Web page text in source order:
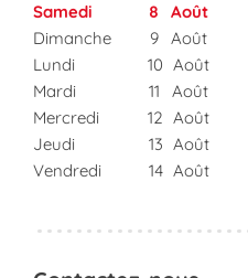
Samedi 8 Août
Dimanche
9 Août
Lundi
10 Août
Mardi
11 Août
Mercredi
12 Août
Jeudi
13 Août
Vendredi
14 Août